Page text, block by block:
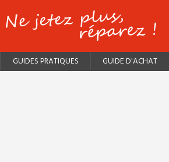
GUIDES PRATIQUES GUIDE D'ACHAT